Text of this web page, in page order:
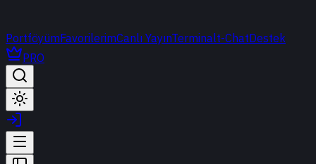
PortföyümFavorilerimCanlı YayınTerminalt-ChatDestek
PRO